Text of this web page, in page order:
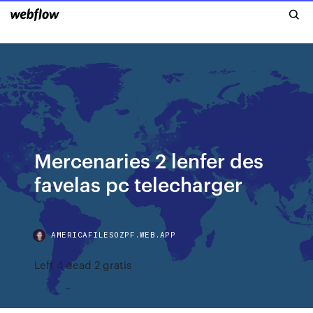
Mercenaries 2 lenfer des
favelas pc telecharger
AMERICAFILESOZPF.WEB.APP
Left 4 dead 2 gratis